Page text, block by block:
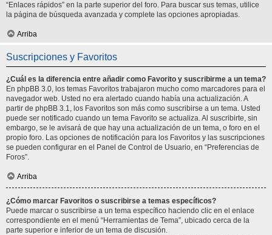
“Enlaces rápidos” en la parte superior del foro. Para buscar sus temas, utilice
la página de búsqueda avanzada y complete las opciones apropiadas.
Arriba
Suscripciones y Favoritos
¿Cuál es la diferencia entre añadir como Favorito y suscribirme a un tema?
En phpBB 3.0, los temas Favoritos trabajaron mucho como marcadores para el
navegador web. Usted no era alertado cuando había una actualización. A
partir de phpBB 3.1, los Favoritos son más como suscribirse a un tema. Usted
puede ser notificado cuando un tema Favorito se actualiza. Al suscribirte, sin
embargo, se le avisará de que hay una actualización de un tema, o foro en el
propio foro. Las opciones de notificación para los Favoritos y las suscripciones
se pueden configurar en el Panel de Control de Usuario, en “Preferencias de
Foros”.
Arriba
¿Cómo marcar Favoritos o suscribirse a temas específicos?
Puede marcar o suscribirse a un tema específico haciendo clic en el enlace
correspondiente en el menú “Herramientas de Tema”, ubicado cerca de la
parte superior e inferior de un tema de discusión.